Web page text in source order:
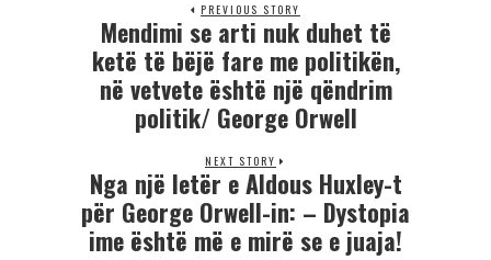
PREVIOUS STORY
Mendimi se arti nuk duhet të
ketë të bëjë fare me politikën,
në vetvete është një qëndrim
politik/ George Orwell
NEXT STORY
Nga një letër e Aldous Huxley-t
për George Orwell-in: – Dystopia
ime është më e mirë se e juaja!